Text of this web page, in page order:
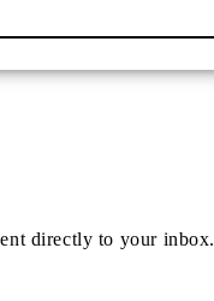
directly to your inbox.